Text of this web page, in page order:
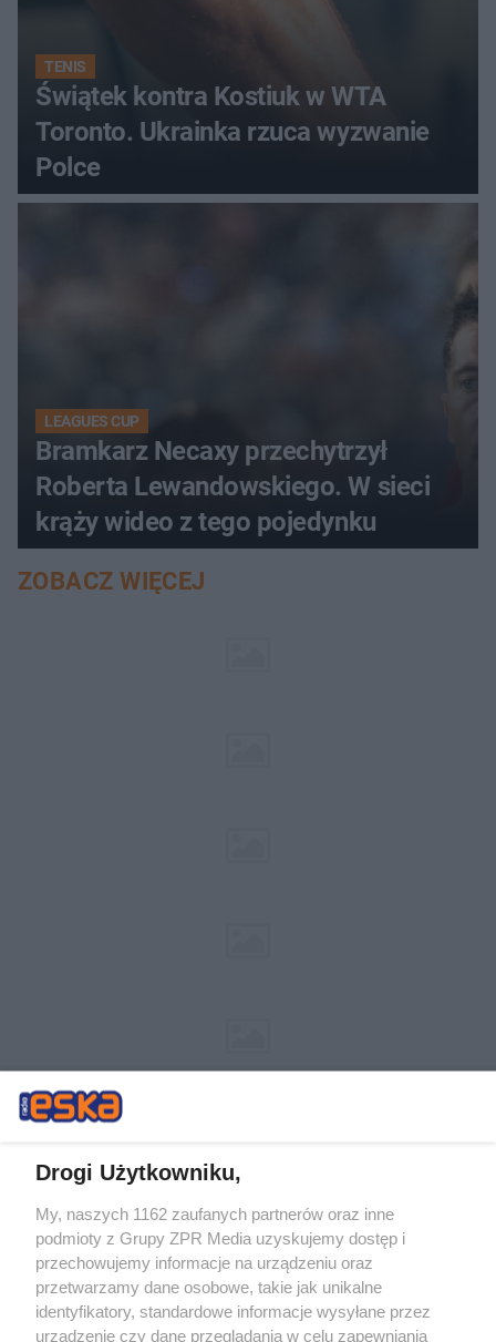
TENIS
Świątek kontra Kostiuk w WTA
Toronto. Ukrainka rzuca wyzwanie
Polce
LEAGUES CUP
Bramkarz Necaxy przechytrzył
Roberta Lewandowskiego. W sieci
krąży wideo z tego pojedynku
ZOBACZ WIĘCEJ
Żaden utwór zamieszczony w serwisie nie może być powielany i
rozpowszechniany lub dalej rozpowszechniany w jakikolwiek sposób (w
tym także elektroniczny lub mechaniczny) na jakimkolwiek polu
eksploatacji w jakiejkolwiek formie, włącznie z umieszczaniem w
Internecie bez pisemnej zgody właściciela praw. Jakiekolwiek użycie lub
wykorzystanie utworów w całości lub w części z naruszeniem prawa,
tzn. bez właściwej zgody, jest zabronione pod groźbą kary i może być
Drogi Użytkowniku,
My, naszych 1162 zaufanych partnerów oraz inne
podmioty z Grupy ZPR Media uzyskujemy dostęp i
przechowujemy informacje na urządzeniu oraz
przetwarzamy dane osobowe, takie jak unikalne
identyfikatory, standardowe informacje wysyłane przez
urządzenie czy dane przeglądania w celu zapewniania